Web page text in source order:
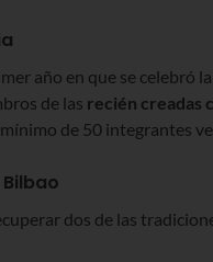
año en que se celebró
de las recién creadas
de 50 integrantes
dos de las